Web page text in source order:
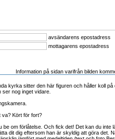
avsändarens epostadress
mottagarens epostadress
Information på sidan varifrån bilden
kyrka sitter den här figuren och håller koll
nog inget vidare.
va? Kört för fort?
be om förlåtelse. Och fick det! Det kan du inte
dit dig eftersom han är skyldig att göra det.